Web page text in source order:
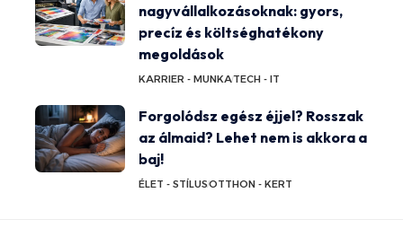
nagyvállalkozásoknak: gyors,
precíz és költséghatékony
megoldások
KARRIER - MUNKATECH - IT
Forgolódsz egész éjjel? Rosszak
az álmaid? Lehet nem is akkora a
baj!
ÉLET - STÍLUSOTTHON - KERT